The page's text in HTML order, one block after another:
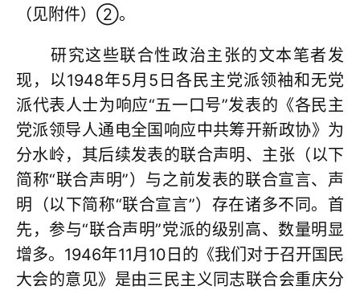
（见附件）②。
研究这些联合性政治主张的文本笔者发
现，以1948年5月5日各民主党派领袖和无党
派代表人士为响应“五一口号”发表的《各民主
党派领导人通电全国响应中共筹开新政协》为
分水岭，其后续发表的联合声明、主张（以下
简称“联合声明”）与之前发表的联合宣言、声
明（以下简称“联合宣言”）存在诸多不同。首
先，参与“联合声明”党派的级别高、数量明显
增多。1946年11月10日的《我们对于召开国民
大会的意见》是由三民主义同志联合会重庆分